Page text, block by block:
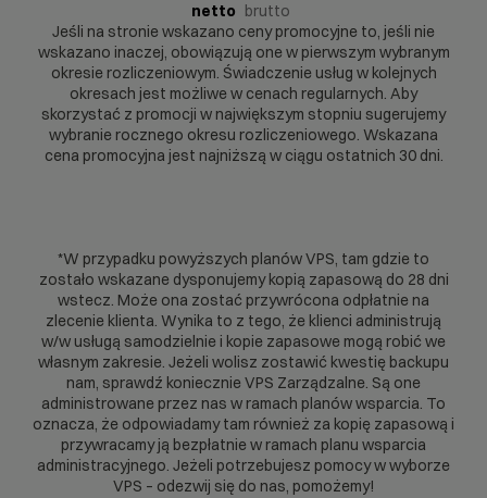
netto brutto
Jeśli na stronie wskazano ceny promocyjne to, jeśli nie
wskazano inaczej, obowiązują one w pierwszym wybranym
okresie rozliczeniowym. Świadczenie usług w kolejnych
okresach jest możliwe w cenach regularnych. Aby
skorzystać z promocji w największym stopniu sugerujemy
wybranie rocznego okresu rozliczeniowego. Wskazana
cena promocyjna jest najniższą w ciągu ostatnich 30 dni.
*W przypadku powyższych planów VPS, tam gdzie to
zostało wskazane dysponujemy kopią zapasową do 28 dni
wstecz. Może ona zostać przywrócona odpłatnie na
zlecenie klienta. Wynika to z tego, że klienci administrują
w/w usługą samodzielnie i kopie zapasowe mogą robić we
własnym zakresie. Jeżeli wolisz zostawić kwestię backupu
nam, sprawdź koniecznie VPS Zarządzalne. Są one
administrowane przez nas w ramach planów wsparcia. To
oznacza, że odpowiadamy tam również za kopię zapasową i
przywracamy ją bezpłatnie w ramach planu wsparcia
administracyjnego. Jeżeli potrzebujesz pomocy w wyborze
VPS – odezwij się do nas, pomożemy!